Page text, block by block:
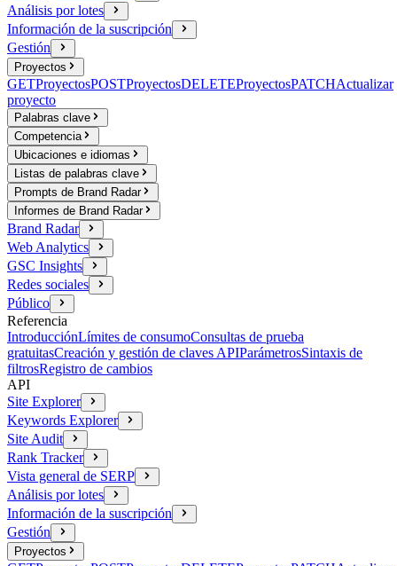
Análisis por lotes
Información de la suscripción
Gestión
Proyectos
GETProyectosPOSTProyectosDELETEProyectosPATCHActualizar
proyecto
Palabras clave
Competencia
Ubicaciones e idiomas
Listas de palabras clave
Prompts de Brand Radar
Informes de Brand Radar
Brand Radar
Web Analytics
GSC Insights
Redes sociales
Público
Referencia
IntroducciónLímites de consumoConsultas de prueba
gratuitasCreación y gestión de claves APIParámetrosSintaxis de
filtrosRegistro de cambios
API
Site Explorer
Keywords Explorer
Site Audit
Rank Tracker
Vista general de SERP
Análisis por lotes
Información de la suscripción
Gestión
Proyectos